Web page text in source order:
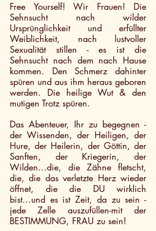
Free Yourself! Wir Frauen! Die
Sehnsucht nach wilder
Ursprünglichkeit und erfüllter
Weiblichkeit, nach lustvoller
Sexualität stillen - es ist die
Sehnsucht nach dem nach Hause
kommen. Den Schmerz dahinter
spüren und aus ihm heraus geboren
werden. Die heilige Wut & den
mutigen Trotz spüren.
Das Abenteuer, Ihr zu begegnen -
der Wissenden, der Heiligen, der
Hure, der Heilerin, der Göttin, der
Sanften, der Kriegerin, der
Wilden...die, die Zähne fletscht,
die, die das verletzte Herz wieder
öffnet, die die DU wirklich
bist...und es ist Zeit, da zu sein -
jede Zelle auszufüllen-mit der
BESTIMMUNG, FRAU zu sein!